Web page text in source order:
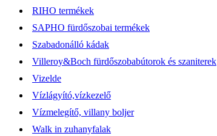
RIHO termékek
SAPHO fürdőszobai termékek
Szabadonálló kádak
Villeroy&Boch fürdőszobabútorok és szaniterek
Vizelde
Vízlágyító,vízkezelő
Vízmelegítő, villany boljer
Walk in zuhanyfalak